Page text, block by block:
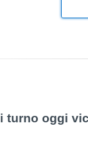
turno oggi